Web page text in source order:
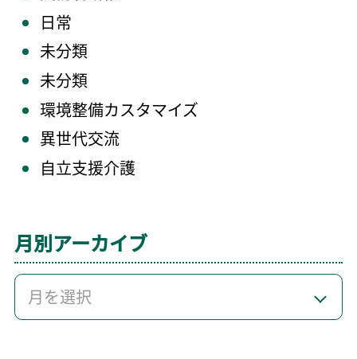
日常
未分類
未分類
環境整備カスタマイズ
異世代交流
自立支援介護
月別アーカイブ